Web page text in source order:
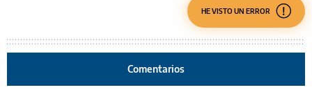
HE VISTO UN ERROR
Comentarios